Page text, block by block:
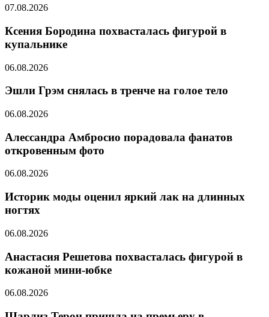
07.08.2026
Ксения Бородина похвасталась фигурой в
купальнике
06.08.2026
Эшли Грэм снялась в тренче на голое тело
06.08.2026
Алессандра Амбросио порадовала фанатов
откровенным фото
06.08.2026
Историк моды оценил яркий лак на длинных
ногтях
06.08.2026
Анастасия Решетова похвасталась фигурой в
кожаной мини-юбке
06.08.2026